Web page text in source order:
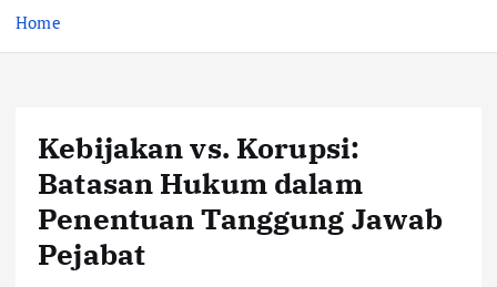
Home
Kebijakan vs. Korupsi:
Batasan Hukum dalam
Penentuan Tanggung Jawab
Pejabat